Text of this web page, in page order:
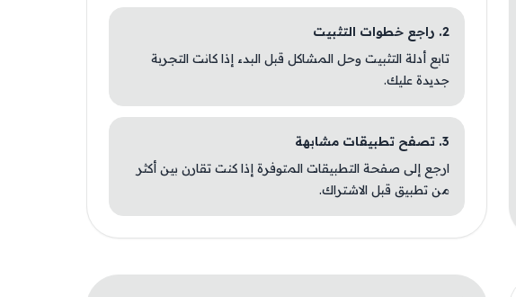
2. راجع خطوات التثبيت
تابع أدلة التثبيت وحل المشاكل قبل البدء إذا كانت التجربة
جديدة عليك.
3. تصفح تطبيقات مشابهة
ارجع إلى صفحة التطبيقات المتوفرة إذا كنت تقارن بين أكثر
من تطبيق قبل الاشتراك.